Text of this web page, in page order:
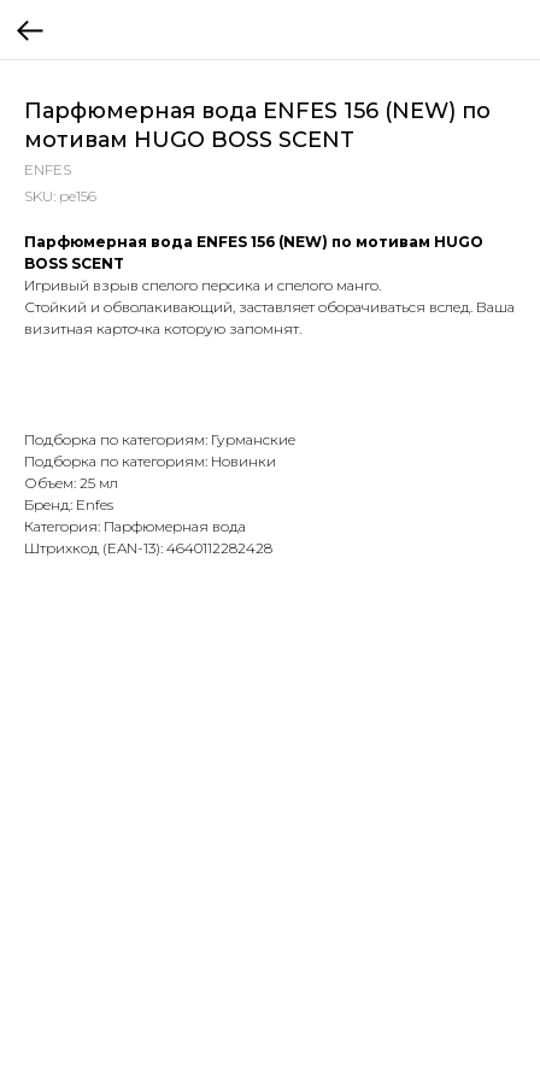
Парфюмерная вода ENFES 156 (NEW) по
мотивам HUGO BOSS SCENT
ENFES
SKU: pe156
Парфюмерная вода ENFES 156 (NEW) по мотивам HUGO
BOSS SCENT
Игривый взрыв спелого персика и спелого манго.
Стойкий и обволакивающий, заставляет оборачиваться вслед. Ваша
визитная карточка которую запомнят.
Подборка по категориям: Гурманские
Подборка по категориям: Новинки
Объем: 25 мл
Бренд: Enfes
Категория: Парфюмерная вода
Штрихкод (EAN-13): 4640112282428